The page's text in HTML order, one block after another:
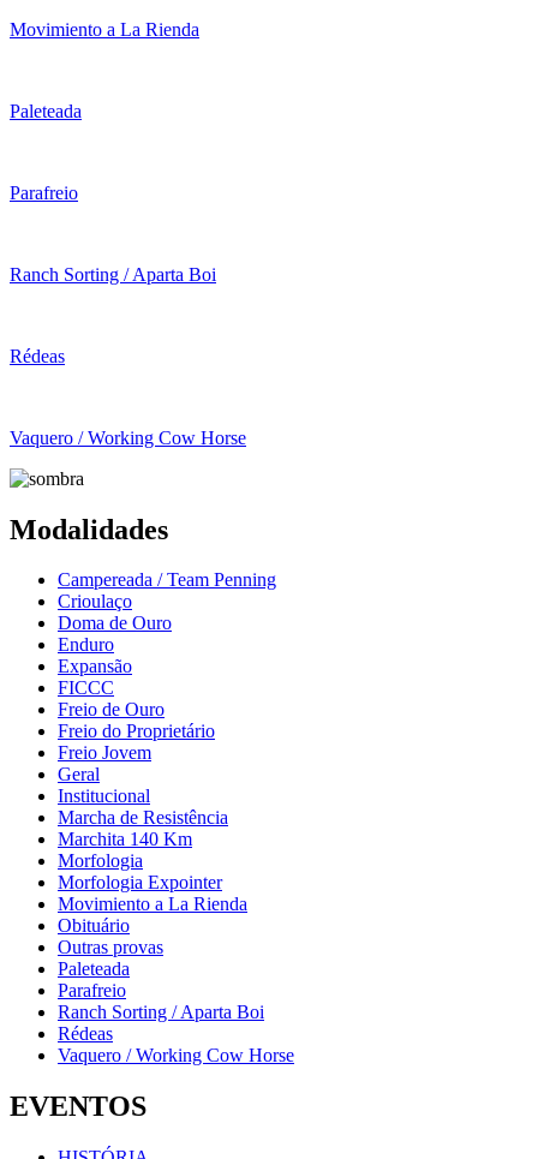
Movimiento a La Rienda
Paleteada
Parafreio
Ranch Sorting / Aparta Boi
Rédeas
Vaquero / Working Cow Horse
Modalidades
Campereada / Team Penning
Crioulaço
Doma de Ouro
Enduro
Expansão
FICCC
Freio de Ouro
Freio do Proprietário
Freio Jovem
Geral
Institucional
Marcha de Resistência
Marchita 140 Km
Morfologia
Morfologia Expointer
Movimiento a La Rienda
Obituário
Outras provas
Paleteada
Parafreio
Ranch Sorting / Aparta Boi
Rédeas
Vaquero / Working Cow Horse
EVENTOS